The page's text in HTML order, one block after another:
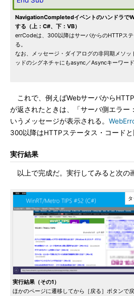
NavigationCompletedイベントのハンドラで
する（上：C#、下：VB）
errCodeは、300以降はサーバからのHTTPス
る。
なお、メッセージ・ダイアログの非同期メソ
ッドのシグネチャにもasync／Asyncキーワード
これで、例えばWebサーバから
が返されたときは、「サーバ側エラー
いうメッセージが表示される。
300以降はHTTPステータス・コードと
実行結果
以上で完成だ。実行してみると次の
実行結果（その1）
ほかのページに遷移してから［戻る］ボタンで